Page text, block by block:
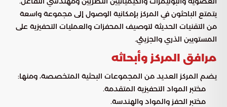
يتمتع الباحثون في المركز بإمكانية الوصول إلى مجموعة واسعة
من التقنيات الحديثة لتوصيف المحفزات والعمليات التحفيزية على
المستويين الذري والجزيئي.
مرافق المركز وأبحاثه
يضم المركز العديد من المجموعات البحثية المتخصصة، ومنها:
مختبر المواد التحفيزية المتقدمة.
مختبر الحفز والمواد والهندسة.